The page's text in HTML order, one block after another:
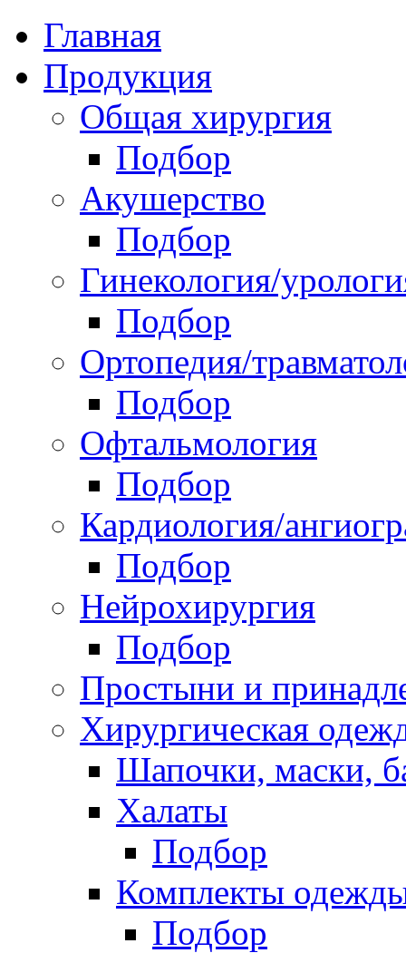
Главная
Продукция
Общая хирургия
Подбор
Акушерство
Подбор
Гинекология/
Подбор
Ортопедия/
Подбор
Офтальмология
Подбор
Кардиология/
Подбор
Нейрохирургия
Подбор
Простыни и
Хирургическая
Шапочки, маски,
Халаты
Подбор
Комплекты
Подбор